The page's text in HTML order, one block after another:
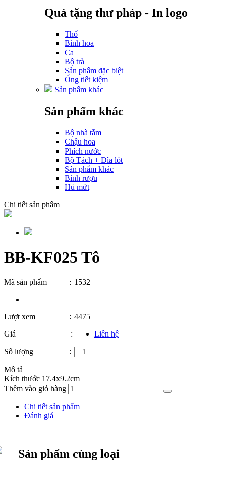
Quà tặng thư pháp - In logo
Thố
Bình hoa
Ca
Bộ trà
Sản phẩm đặc biệt
Ống tiết kiệm
Sản phẩm khác
Sản phẩm khác
Bộ nhà tắm
Chậu hoa
Phích nước
Bộ Tách + Dĩa lót
Sản phẩm khác
Bình rượu
Hủ mứt
Chi tiết sản phẩm
BB-KF025 Tô
Mã sản phẩm : 1532
Lượt xem : 4475
Giá
: Liên hệ
Số lượng :
Mô tả
Kích thước 17.4x9.2cm
Thêm vào giỏ hàng
Chi tiết sản phẩm
Đánh giá
Sản phẩm cùng loại